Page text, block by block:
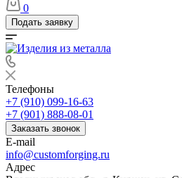
0
Подать заявку
Телефоны
+7 (910) 099-16-63
+7 (901) 888-08-01
Заказать звонок
E-mail
info@customforging.ru
Адрес